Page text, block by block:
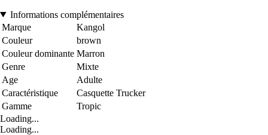
Informations complémentaires
Marque
Kangol
Couleur
brown
Couleur dominante Marron
Genre
Mixte
Age
Adulte
Caractéristique
Casquette Trucker
Gamme
Tropic
Loading...
Loading...